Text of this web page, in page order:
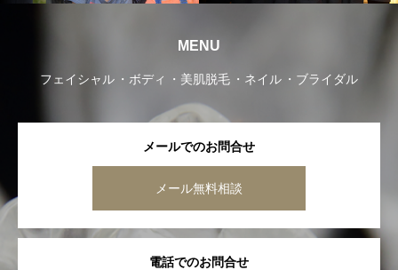
MENU
フェイシャル ボディ 美肌脱毛 ネイル ブライダル
メールでのお問合せ
メール無料相談
電話でのお問合せ